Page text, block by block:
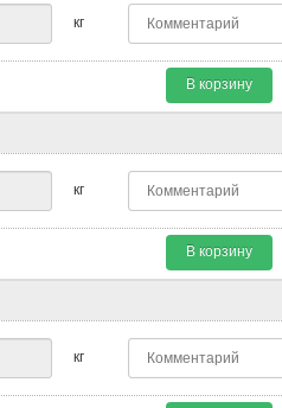
кг
В корзину
кг
В корзину
кг